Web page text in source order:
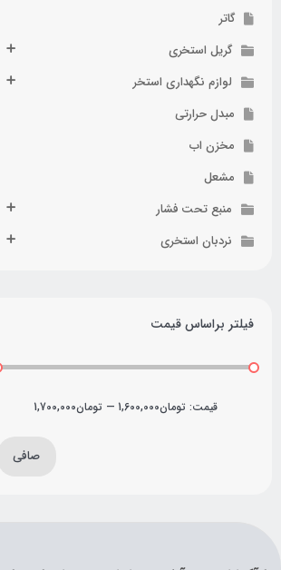
گاتر
گریل استخری
لوازم نگهداری استخر
مبدل حرارتی
مخزن اب
مشعل
منبع تحت فشار
نردبان استخری
فیلتر براساس قیمت
صافی
قيمت: تومان1,600,000 — تومان1,700,000